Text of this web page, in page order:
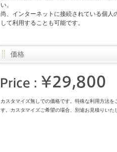
い。
尚、インターネットに接続されている個人
して利用することも可能です。
価格
カスタマイズ無しでの価格です。特殊な利用方法
す。カスタマイズご希望の場合、別途お見積りい